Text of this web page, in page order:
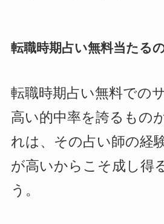
転職時期占い無料当たる
転職時期占い無料での
高い的中率を誇るもの
れは、その占い師の経
が高いからこそ成し得
う。